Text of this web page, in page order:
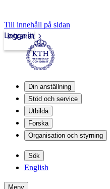
Till innehåll på sidan
Intranät
Logga in
Din anställning
Stöd och service
Utbilda
Forska
Organisation och styrning
Sök
English
Meny